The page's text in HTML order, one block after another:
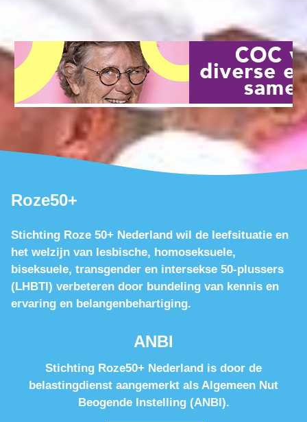
Roze50+
Stichting Roze 50+ Nederland wil de leefsituatie en
het welzijn van lesbische, homoseksuele,
biseksuele, transgender en intersekse 50-plussers
(LHBTI) verbeteren door bundeling van kennis en
ervaring en belangenbehartiging.
ANBI
Stichting Roze50+ Nederland is door de
belastingdienst aangemerkt als Algemeen Nut
Beogende Instelling (ANBI).